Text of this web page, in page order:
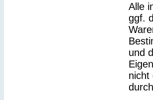
Alle
ggf.
und
nicht